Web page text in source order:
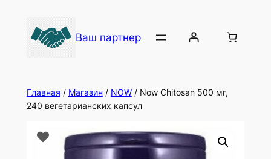
Ваш партнер
Главная / Магазин / NOW/ Now Chitosan 500 мг,
240 вегетарианских капсул